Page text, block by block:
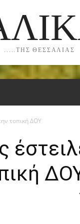
.....ΤΗΣ ΘΕΣΣΑΛΙΑΣ
τοπική ΔΟΥ